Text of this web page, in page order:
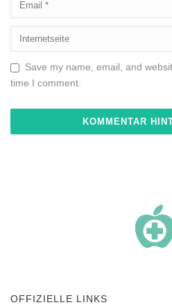
Save my name, email, and
time I comment.
OFFIZIELLE LINKS